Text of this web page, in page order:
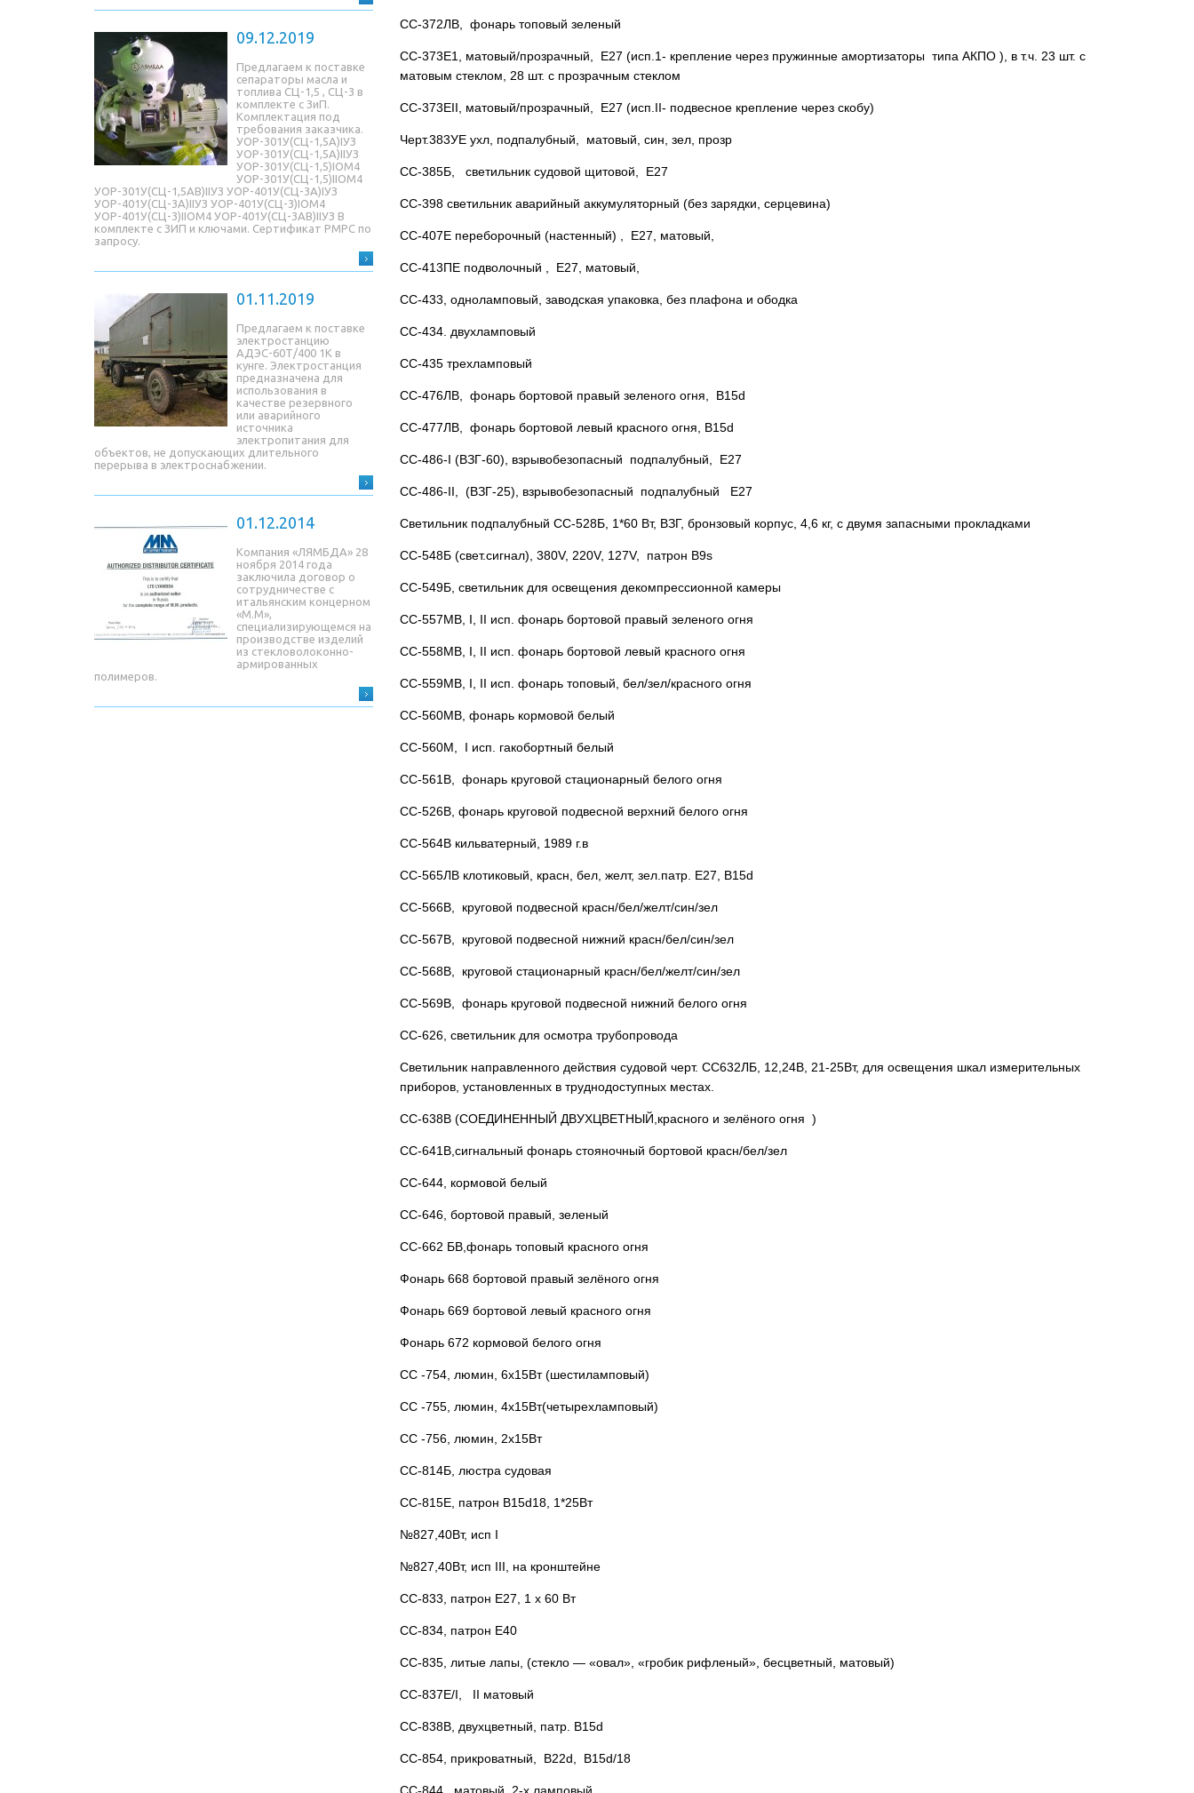
09.12.2019
Предлагаем к поставке
сепараторы масла и
топлива СЦ-1,5 , СЦ-3 в
комплекте с ЗиП.
Комплектация под
требования заказчика.
УОР-301У(СЦ-1,5A)IУЗ
УОР-301У(СЦ-1,5A)IIУЗ
УОР-301У(СЦ-1,5)IОМ4
УОР-301У(СЦ-1,5)IIОМ4
УОР-301У(СЦ-1,5AB)IIУЗ УОР-401У(СЦ-3A)IУЗ
УОР-401У(СЦ-3A)IIУЗ УОР-401У(СЦ-3)IОМ4
УОР-401У(СЦ-3)IIОМ4 УОР-401У(СЦ-3AB)IIУЗ В
комплекте с ЗИП и ключами. Сертификат РМРС по
запросу.
01.11.2019
Предлагаем к поставке
электростанцию
АДЭС-60Т/400 1К в
кунге. Электростанция
предназначена для
использования в
качестве резервного
или аварийного
источника
электропитания для
объектов, не допускающих длительного
перерыва в электроснабжении.
01.12.2014
Компания «ЛЯМБДА» 28
ноября 2014 года
заключила договор о
сотрудничестве с
итальянским концерном
«М.М»,
специализирующемся на
производстве изделий
из стекловолоконно-
армированных
полимеров.
СС-372ЛВ, фонарь топовый зеленый
СС-373Е1, матовый/прозрачный, Е27 (исп.1- крепление через пружинные амортизаторы типа АКПО ), в т.ч. 23 шт. с
матовым стеклом, 28 шт. с прозрачным стеклом
СС-373ЕII, матовый/прозрачный, Е27 (исп.II- подвесное крепление через cкобу)
Черт.383УЕ ухл, подпалубный, матовый, син, зел, прозр
СС-385Б, светильник судовой щитовой, Е27
СС-398 светильник аварийный аккумуляторный (без зарядки, серцевина)
СС-407Е переборочный (настенный) , Е27, матовый,
СС-413ПЕ подволочный , Е27, матовый,
СС-433, одноламповый, заводская упаковка, без плафона и ободка
СС-434. двухламповый
СС-435 трехламповый
СС-476ЛВ, фонарь бортовой правый зеленого огня, В15d
СС-477ЛВ, фонарь бортовой левый красного огня, В15d
СС-486-I (ВЗГ-60), взрывобезопасный подпалубный, Е27
СС-486-II, (ВЗГ-25), взрывобезопасный подпалубный Е27
Светильник подпалубный СС-528Б, 1*60 Вт, ВЗГ, бронзовый корпус, 4,6 кг, с двумя запасными прокладками
СС-548Б (свет.сигнал), 380V, 220V, 127V, патрон В9s
СС-549Б, светильник для освещения декомпрессионной камеры
СС-557МВ, I, II исп. фонарь бортовой правый зеленого огня
СС-558МВ, I, II исп. фонарь бортовой левый красного огня
СС-559МВ, I, II исп. фонарь топовый, бел/зел/красного огня
СС-560МВ, фонарь кормовой белый
СС-560М, I исп. гакобортный белый
СС-561В, фонарь круговой стационарный белого огня
СС-526В, фонарь круговой подвесной верхний белого огня
СС-564В кильватерный, 1989 г.в
СС-565ЛВ клотиковый, красн, бел, желт, зел.патр. Е27, В15d
СС-566В, круговой подвесной красн/бел/желт/син/зел
СС-567В, круговой подвесной нижний красн/бел/син/зел
СС-568В, круговой стационарный красн/бел/желт/син/зел
СС-569В, фонарь круговой подвесной нижний белого огня
СС-626, светильник для осмотра трубопровода
Светильник направленного действия судовой черт. СС632ЛБ, 12,24В, 21-25Вт, для освещения шкал измерительных
приборов, установленных в труднодоступных местах.
СС-638В (СОЕДИНЕННЫЙ ДВУХЦВЕТНЫЙ,красного и зелёного огня )
СС-641В,сигнальный фонарь стояночный бортовой красн/бел/зел
СС-644, кормовой белый
СС-646, бортовой правый, зеленый
СС-662 БВ,фонарь топовый красного огня
Фонарь 668 бортовой правый зелёного огня
Фонарь 669 бортовой левый красного огня
Фонарь 672 кормовой белого огня
СС -754, люмин, 6х15Вт (шестиламповый)
СС -755, люмин, 4х15Вт(четырехламповый)
СС -756, люмин, 2х15Вт
СС-814Б, люстра судовая
CC-815Е, патрон B15d18, 1*25Вт
№827,40Вт, исп I
№827,40Вт, исп III, на кронштейне
СС-833, патрон Е27, 1 х 60 Вт
СС-834, патрон Е40
СС-835, литые лапы, (стекло — «овал», «гробик рифленый», бесцветный, матовый)
СС-837Е/I, II матовый
СС-838В, двухцветный, патр. В15d
СС-854, прикроватный, В22d, В15d/18